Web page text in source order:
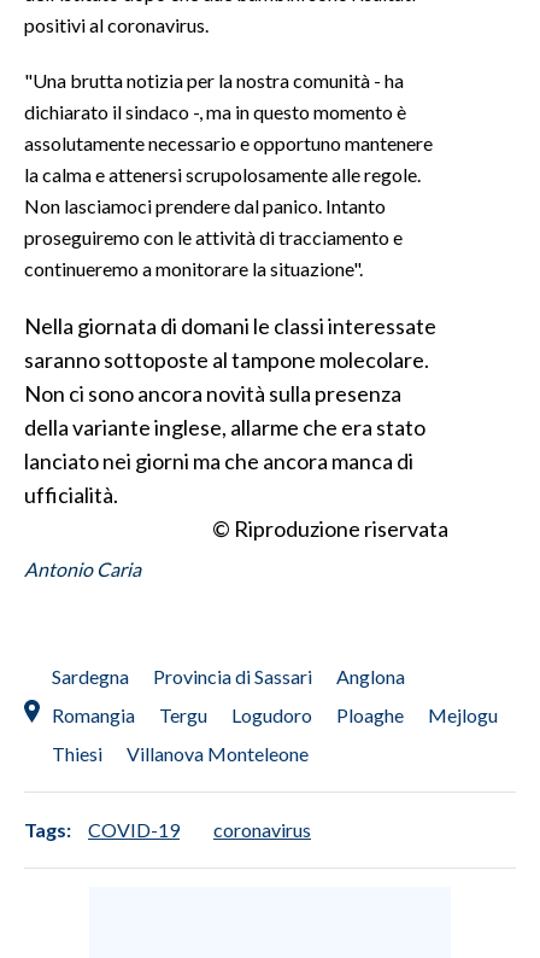
positivi al coronavirus.
"Una brutta notizia per la nostra comunità - ha
dichiarato il sindaco -, ma in questo momento è
assolutamente necessario e opportuno mantenere
la calma e attenersi scrupolosamente alle regole.
Non lasciamoci prendere dal panico. Intanto
proseguiremo con le attività di tracciamento e
continueremo a monitorare la situazione".
Nella giornata di domani le classi interessate
saranno sottoposte al tampone molecolare.
Non ci sono ancora novità sulla presenza
della variante inglese, allarme che era stato
lanciato nei giorni ma che ancora manca di
ufficialità.
© Riproduzione riservata
Antonio Caria
Sardegna Provincia di Sassari
Anglona
Romangia
Tergu Logudoro Ploaghe
Mejlogu
Thiesi
Villanova Monteleone
Tags: COVID-19 coronavirus